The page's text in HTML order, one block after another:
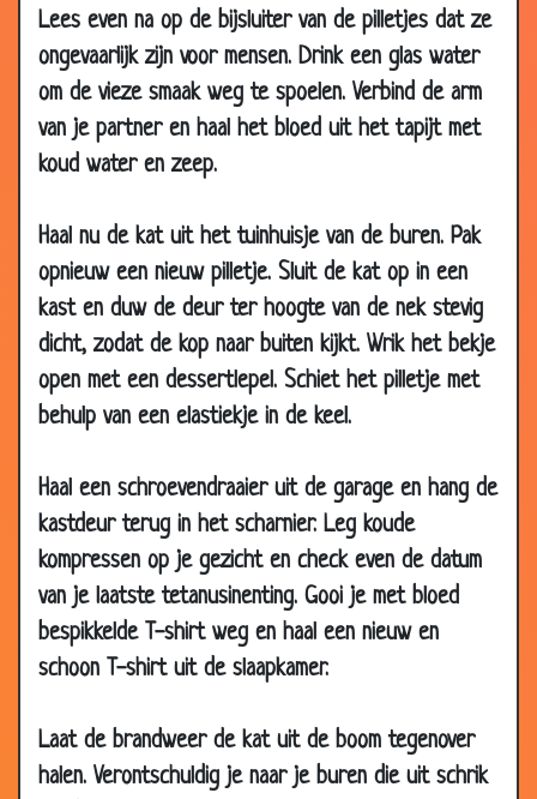
Lees even na op de bijsluiter van de pilletjes dat ze
ongevaarlijk zijn voor mensen. Drink een glas water
om de vieze smaak weg te spoelen. Verbind de arm
van je partner en haal het bloed uit het tapijt met
koud water en zeep.
Haal nu de kat uit het tuinhuisje van de buren. Pak
opnieuw een nieuw pilletje. Sluit de kat op in een
kast en duw de deur ter hoogte van de nek stevig
dicht, zodat de kop naar buiten kijkt. Wrik het bekje
open met een dessertlepel. Schiet het pilletje met
behulp van een elastiekje in de keel.
Haal een schroevendraaier uit de garage en hang de
kastdeur terug in het scharnier. Leg koude
kompressen op je gezicht en check even de datum
van je laatste tetanusinenting. Gooi je met bloed
bespikkelde T-shirt weg en haal een nieuw en
schoon T-shirt uit de slaapkamer.
Laat de brandweer de kat uit de boom tegenover
halen. Verontschuldig je naar je buren die uit schrik
12 Mar 2014
Pratende hond
3.56
08 Nov
2013
Springen
25 Oct 2013 Kangoeroes in de regen
2.41
Kip bereiden
06 Jul 2013
Opscheppen
3.22
28 Jun 2013
Hoge prijs
3.17
22 Mar 2013
Twee bergen in zicht
2.82
08 Mar
2013
Potje pokeren 2.80
22 Feb 2013 Papegaaien in 't zottenhuis
15 Sep 2012
Leren vliegen
3.46
20 Jul 2012
Heb jij het al gehoord?
10 Jul 2012
Muis en olifant
29 Jun 2012
Even langskomen
01 Jun 2012
Vriend varken
03 Oct 2011
Dromen
2.79
24 Feb 2011
Olifanten geheugen
2.49